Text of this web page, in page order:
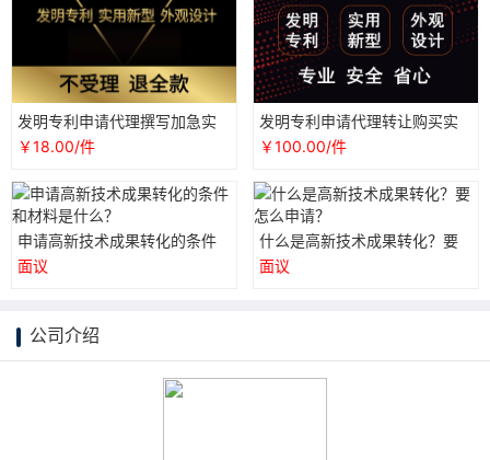
发明专利申请代理撰写加急实
用新型评估外观设计国际PCT
成果转化
￥18.00/件
发明专利申请代理转让购买实
用新型成果转化评估外观设计P
￥100.00/件
申请高新技术成果转化的条件
和材料是什么？
面议
什么是高新技术成果转化？要
怎么申请？
面议
公司介绍